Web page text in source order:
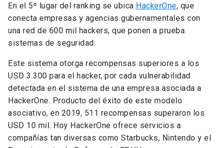
En el 5º lugar del ranking se ubica HackerOne, que
conecta empresas y agencias gubernamentales con
una red de 600 mil hackers, que ponen a prueba
sistemas de seguridad.
Este sistema otorga recompensas superiores a los
USD 3.300 para el hacker, por cada vulnerabilidad
detectada en el sistema de una empresa asociada a
HackerOne. Producto del éxito de este modelo
asociativo, en 2019, 511 recompensas superaron los
USD 10 mil. Hoy HackerOne ofrece servicios a
compañías tan diversas como Starbucks, Nintendo y el